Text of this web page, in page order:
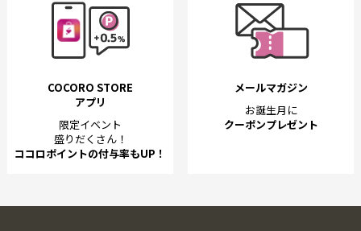
COCORO STORE
アプリ
限定イベント
盛りだくさん！
ココロポイントの付与率もUP！
メールマガジン
お誕生月に
クーポンプレゼント